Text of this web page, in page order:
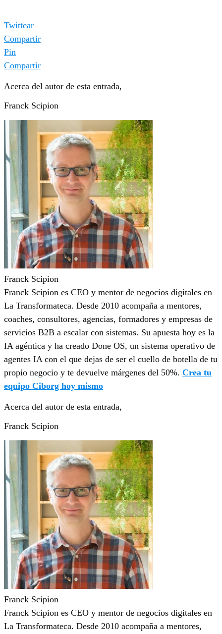
Twittear
Compartir
Pin
Compartir
Acerca del autor de esta entrada,
Franck Scipion
Franck Scipion
Franck Scipion es CEO y mentor de negocios digitales en
La Transformateca. Desde 2010 acompaña a mentores,
coaches, consultores, agencias, formadores y empresas de
servicios B2B a escalar con sistemas. Su apuesta hoy es la
IA agéntica y ha creado Done OS, un sistema operativo de
agentes IA con el que dejas de ser el cuello de botella de tu
propio negocio y te devuelve márgenes del 50%. Crea tu
equipo Ciborg hoy mismo
Acerca del autor de esta entrada,
Franck Scipion
Franck Scipion
Franck Scipion es CEO y mentor de negocios digitales en
La Transformateca. Desde 2010 acompaña a mentores,